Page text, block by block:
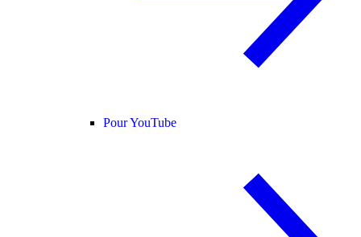
Pour YouTube